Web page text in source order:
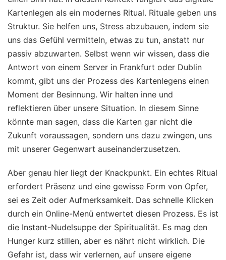
Kartenlegen als ein modernes Ritual. Rituale geben uns
Struktur. Sie helfen uns, Stress abzubauen, indem sie
uns das Gefühl vermitteln, etwas zu tun, anstatt nur
passiv abzuwarten. Selbst wenn wir wissen, dass die
Antwort von einem Server in Frankfurt oder Dublin
kommt, gibt uns der Prozess des Kartenlegens einen
Moment der Besinnung. Wir halten inne und
reflektieren über unsere Situation. In diesem Sinne
könnte man sagen, dass die Karten gar nicht die
Zukunft voraussagen, sondern uns dazu zwingen, uns
mit unserer Gegenwart auseinanderzusetzen.
Aber genau hier liegt der Knackpunkt. Ein echtes Ritual
erfordert Präsenz und eine gewisse Form von Opfer,
sei es Zeit oder Aufmerksamkeit. Das schnelle Klicken
durch ein Online-Menü entwertet diesen Prozess. Es ist
die Instant-Nudelsuppe der Spiritualität. Es mag den
Hunger kurz stillen, aber es nährt nicht wirklich. Die
Gefahr ist, dass wir verlernen, auf unsere eigene